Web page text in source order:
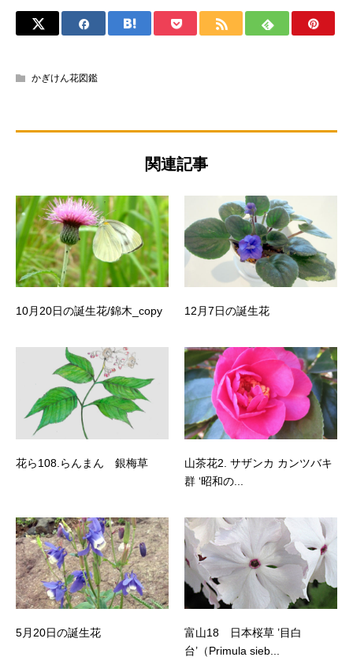
かぎけん花図鑑
関連記事
10月20日の誕生花/錦木_copy 12月7日の誕生花
花ら108.らんまん 銀梅草
山茶花2. サザンカ カンツバキ
群 ‘昭和の...
5月20日の誕生花
富山18 日本桜草 ’目白
台’（Primula sieb...